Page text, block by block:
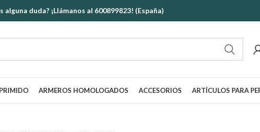
alguna duda? ¡Llámanos al 600899823! (España)
ARMEROS HOMOLOGADOS ACCESORIOS ARTÍCULOS PARA